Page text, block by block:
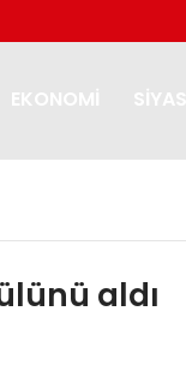
aldı